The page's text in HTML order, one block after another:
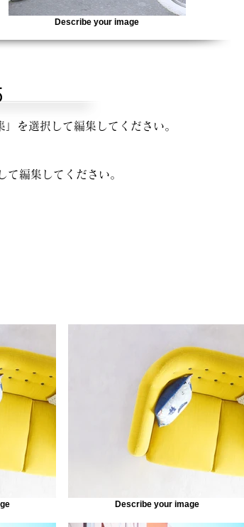
Describe your image
を選択して編集してください。
編集してください。
Describe your image